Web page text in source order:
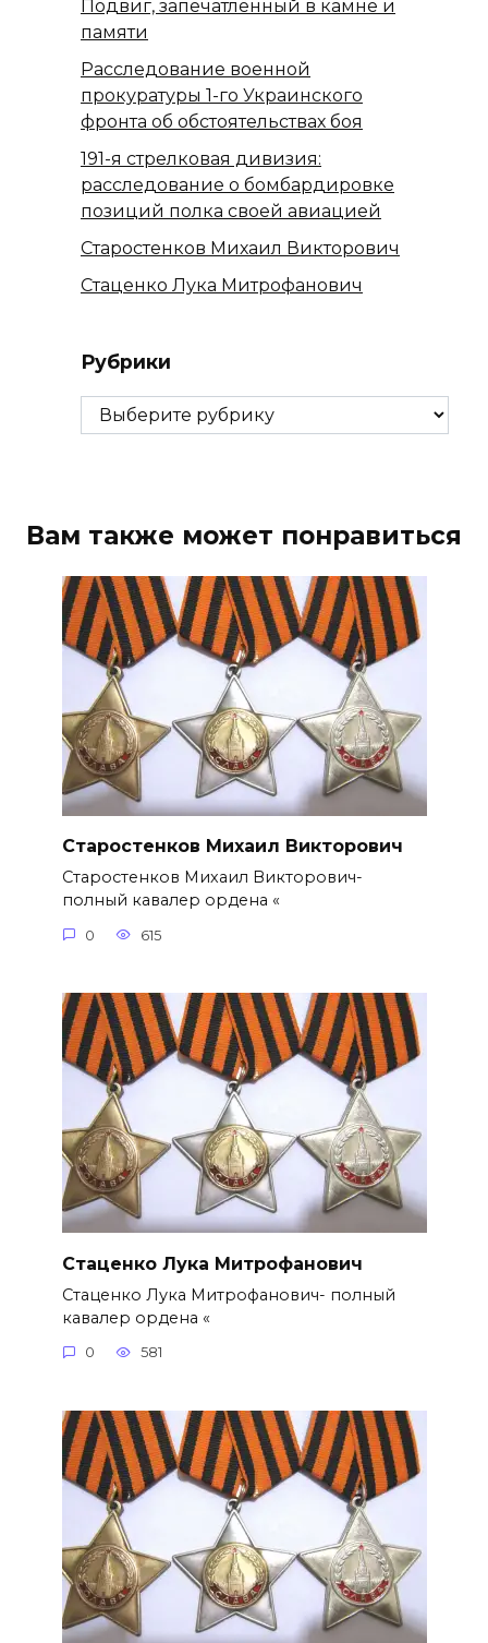
Подвиг, запечатлённый в камне и
памяти
Расследование военной
прокуратуры 1-го Украинского
фронта об обстоятельствах боя
191-я стрелковая дивизия:
расследование о бомбардировке
позиций полка своей авиацией
Старостенков Михаил Викторович
Стаценко Лука Митрофанович
Рубрики
Рубрики
Вам также может понравиться
Старостенков Михаил Викторович
Старостенков Михаил Викторович-
полный кавалер ордена «
0 615
Стаценко Лука Митрофанович
Стаценко Лука Митрофанович- полный
кавалер ордена «
0 581